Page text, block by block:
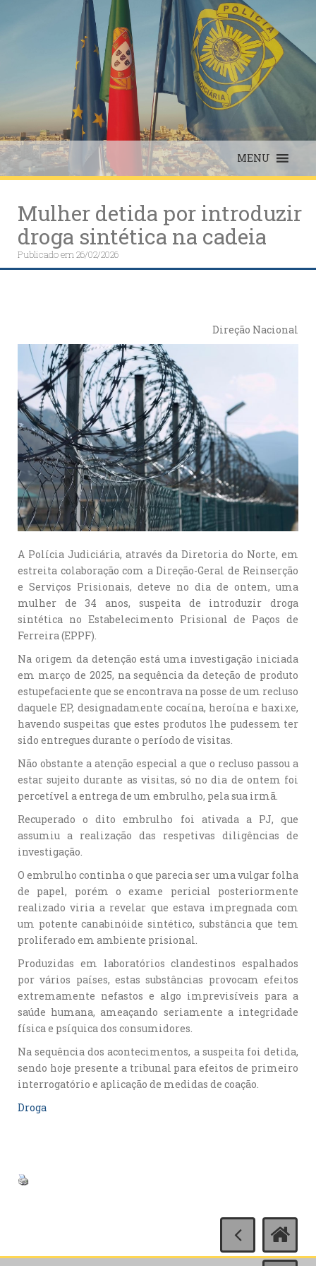
MENU
Mulher detida por introduzir
droga sintética na cadeia
Publicado em26/02/2026
Direção Nacional
A Polícia Judiciária, através da Diretoria do Norte, em
estreita colaboração com a Direção-Geral de Reinserção
e Serviços Prisionais, deteve no dia de ontem, uma
mulher de 34 anos, suspeita de introduzir droga
sintética no Estabelecimento Prisional de Paços de
Ferreira (EPPF).
Na origem da detenção está uma investigação iniciada
em março de 2025, na sequência da deteção de produto
estupefaciente que se encontrava na posse de um recluso
daquele EP, designadamente cocaína, heroína e haxixe,
havendo suspeitas que estes produtos lhe pudessem ter
sido entregues durante o período de visitas.
Não obstante a atenção especial a que o recluso passou a
estar sujeito durante as visitas, só no dia de ontem foi
percetível a entrega de um embrulho, pela sua irmã.
Recuperado o dito embrulho foi ativada a PJ, que
assumiu a realização das respetivas diligências de
investigação.
O embrulho continha o que parecia ser uma vulgar folha
de papel, porém o exame pericial posteriormente
realizado viria a revelar que estava impregnada com
um potente canabinóide sintético, substância que tem
proliferado em ambiente prisional.
Produzidas em laboratórios clandestinos espalhados
por vários países, estas substâncias provocam efeitos
extremamente nefastos e algo imprevisíveis para a
saúde humana, ameaçando seriamente a integridade
física e psíquica dos consumidores.
Na sequência dos acontecimentos, a suspeita foi detida,
sendo hoje presente a tribunal para efeitos de primeiro
interrogatório e aplicação de medidas de coação.
Droga